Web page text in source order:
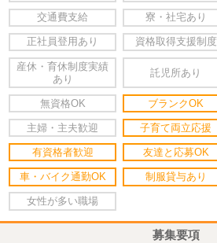
交通費支給 寮・社宅あり
正社員登用あり 資格取得支援制度
産休・育休制度実績
あり
託児所あり
無資格OK ブランクOK
主婦・主夫歓迎 子育て両立応援
有資格者歓迎 友達と応募OK
車・バイク通勤OK 制服貸与あり
女性が多い職場
募集要項